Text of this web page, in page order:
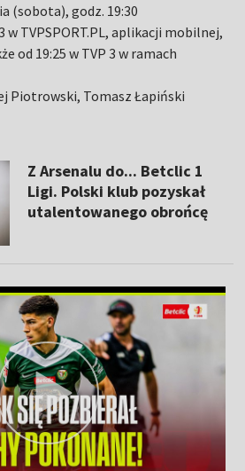
(sobota), godz. 19:30
w TVPSPORT.PL, aplikacji mobilnej,
od 19:25 w TVP 3 w ramach
Piotrowski, Tomasz Łapiński
Z Arsenalu do... Betclic 1
Ligi. Polski klub pozyskał
utalentowanego obrońcę